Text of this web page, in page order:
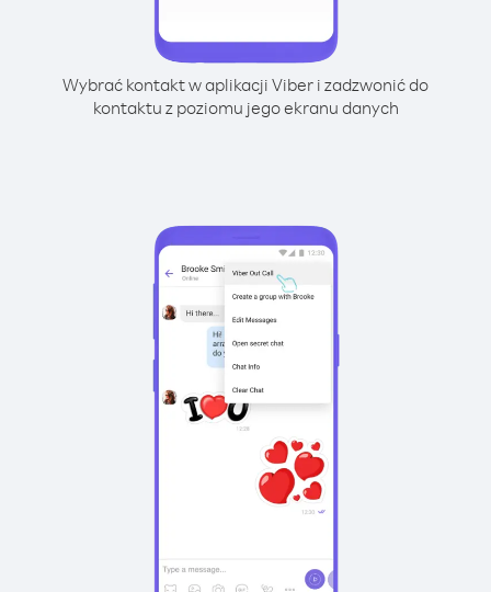
Wybrać kontakt w aplikacji Viber i zadzwonić do
kontaktu z poziomu jego ekranu danych